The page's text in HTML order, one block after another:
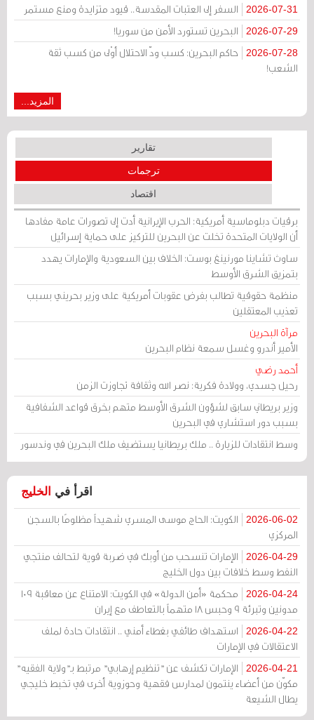
2026-07-31 السفر إلى العتبات المقدسة.. قيود متزايدة ومنع مستمر
2026-07-29 البحرين تستورد الأمن من سوريا!
2026-07-28
حاكم البحرين: كسب ودّ الاحتلال أوْلى من كسب ثقة
الشعب!
المزيد...
تقارير
ترجمات
اقتصاد
برقيات دبلوماسية أمريكية: الحرب الإيرانية أدت إلى تصورات عامة مفادها
أن الولايات المتحدة تخلت عن البحرين للتركيز على حماية إسرائيل
ساوث تشاينا مورنينغ بوست: الخلاف بين السعودية والإمارات يهدد
بتمزيق الشرق الأوسط
منظمة حقوقية تطالب بفرض عقوبات أمريكية على وزير بحريني بسبب
تعذيب المعتقلين
مرآة البحرين
الأمير أندرو وغسل سمعة نظام البحرين
أحمد رضي
رحيل جسدي، وولادة فكرية: نصر الله وثقافة تجاوزت الزمن
وزير بريطاني سابق لشؤون الشرق الأوسط متهم بخرق قواعد الشفافية
بسبب دور استشاري في البحرين
وسط انتقادات للزيارة .. ملك بريطانيا يستضيف ملك البحرين في وندسور
اقرأ في الخليج
2026-06-02
الكويت: الحاج موسى المسري شهيداً مظلومًا بالسجن
المركزي
2026-04-29
الإمارات تنسحب من أوبك في ضربة قوية لتحالف منتجي
النفط وسط خلافات بين دول الخليج
2026-04-24
محكمة «أمن الدولة» في الكويت: الامتناع عن معاقبة 109
مدونين وتبرئة 9 وحبس 18 متهماً بالتعاطف مع إيران
2026-04-22
استهداف طائفي بغطاء أمني .. انتقادات حادة لملف
الاعتقالات في الإمارات
2026-04-21
الإمارات تكشف عن "تنظيم إرهابي" مرتبط بـ"ولاية الفقيه"
مكوّن من أعضاء ينتمون لمدارس فقهية وحوزوية أخرى في تخبط خليجي
يطال الشيعة